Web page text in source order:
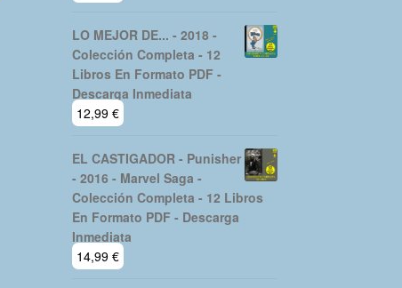
LO MEJOR DE... - 2018 -
Colección Completa - 12
Libros En Formato PDF -
Descarga Inmediata
12,99 €
EL CASTIGADOR - Punisher
- 2016 - Marvel Saga -
Colección Completa - 12 Libros
En Formato PDF - Descarga
Inmediata
14,99 €